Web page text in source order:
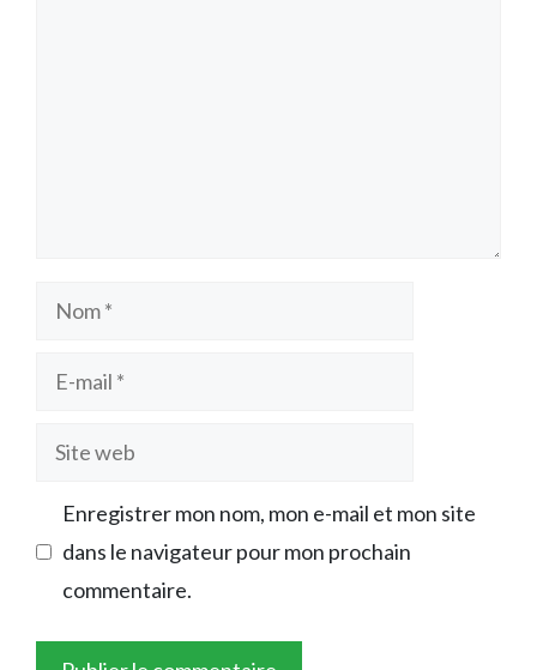
Nom
Site
Enregistrer mon nom, mon e-mail et mon site
dans le navigateur pour mon prochain
commentaire.